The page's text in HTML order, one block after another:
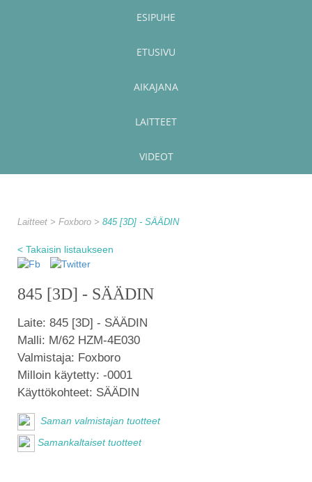
ESIPUHE
ETUSIVU
AIKAJANA
LAITTEET
VIDEOT
Laitteet Foxboro 845 [3D] - SÄÄDIN
< Takaisin listaukseen
845 [3D] - SÄÄDIN
Laite: 845 [3D] - SÄÄDIN
Malli: M/62 HZM-4E030
Valmistaja: Foxboro
Milloin käytetty: -0001
Käyttökohteet: SÄÄDIN
Saman valmistajan tuotteet
Samankaltaiset tuotteet